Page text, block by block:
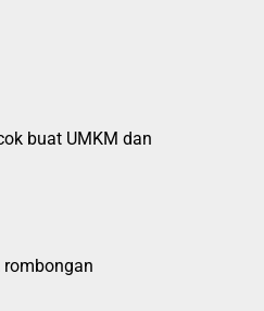
buat UMKM dan
rombongan